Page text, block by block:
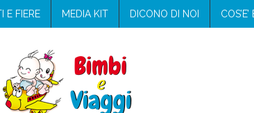
E FIERE MEDIA KIT DICONO DI NOI